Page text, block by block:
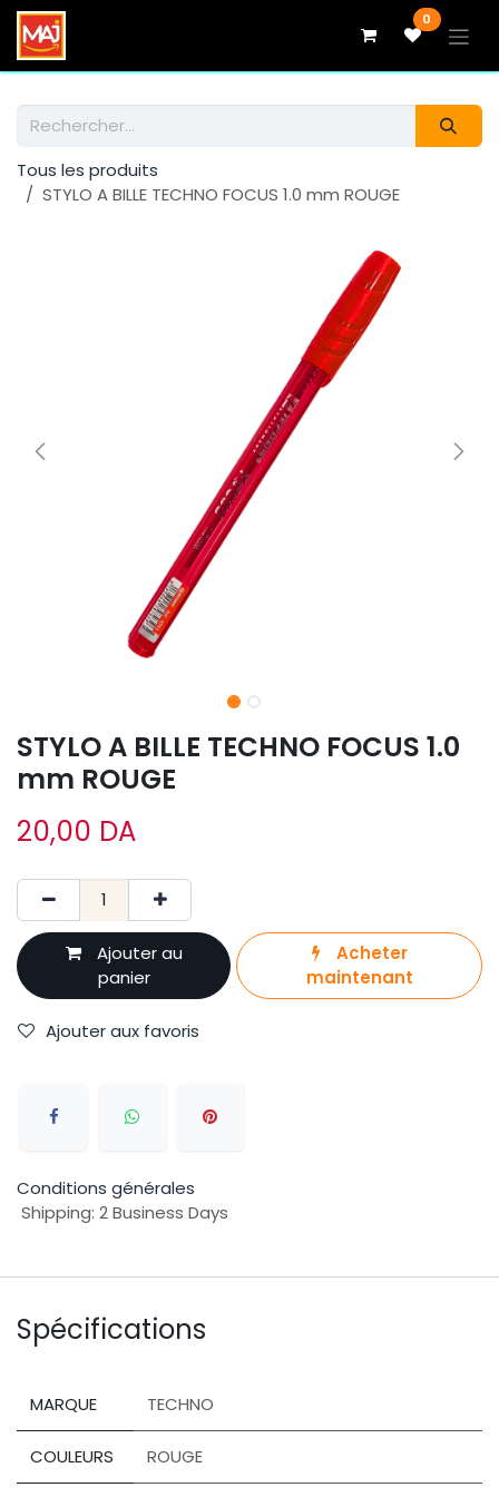
Se rendre au contenu 0
Tous les produits
STYLO A BILLE TECHNO FOCUS 1.0 mm ROUGE
STYLO A BILLE TECHNO FOCUS 1.0
mm ROUGE
20,00 DA
Ajouter au
panier
Acheter
maintenant
Ajouter aux favoris
Conditions générales
Shipping: 2 Business Days
Spécifications
MARQUE TECHNO
COULEURS ROUGE